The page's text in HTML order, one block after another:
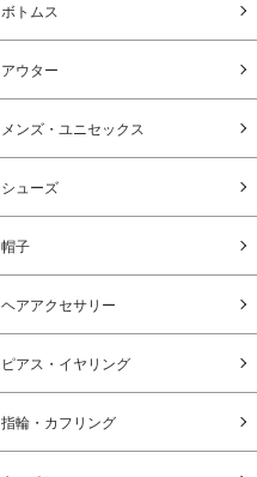
ボトムス
アウター
メンズ・ユニセックス
シューズ
帽子
ヘアアクセサリー
ピアス・イヤリング
指輪・カフリング